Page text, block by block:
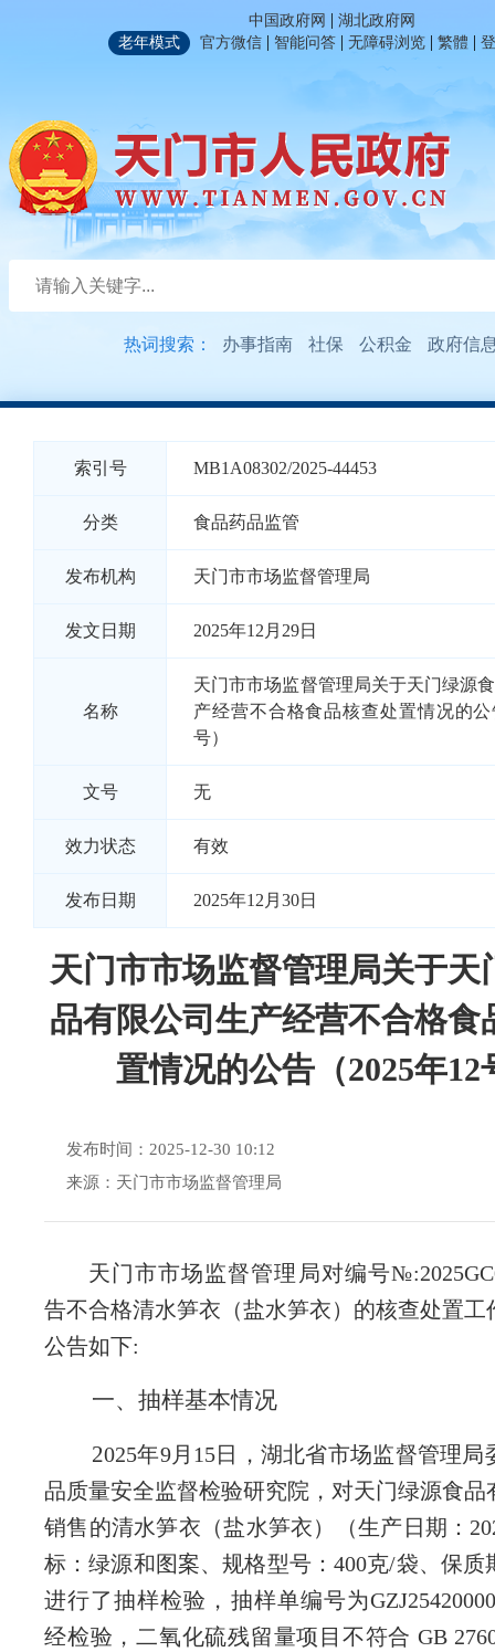
中国政府网 | 湖北政府网
老年模式
官方微信 | 智能问答 | 无障碍浏览 | 繁體 |
热词搜索： 办事指南 社保 公积金 政府信
索引号 MB1A08302/2025-44453
分类 食品药品监管
发布机构 天门市市场监督管理局
发文日期 2025年12月29日
名称
天门市市场监督管理局关于天门绿源
产经营不合格食品核查处置情况的公
号）
文号 无
效力状态 有效
发布日期 2025年12月30日
天门市市场监督管理局关于天
品有限公司生产经营不合格食
置情况的公告（2025年12
发布时间：2025-12-30 10:12
来源：天门市市场监督管理局
天门市市场监督管理局对编号
告不合格清水笋衣（盐水笋衣）的核查处置工
公告如下:
一、抽样基本情况
2025年9月15日，湖北省市场监督管理局
品质量安全监督检验研究院，对天门绿源食品
销售的清水笋衣（盐水笋衣）（生产日期：
标：绿源和图案、规格型号：400克/袋、保质
进行了抽样检验，抽样单编号为
经检验，二氧化硫残留量项目不符合 GB